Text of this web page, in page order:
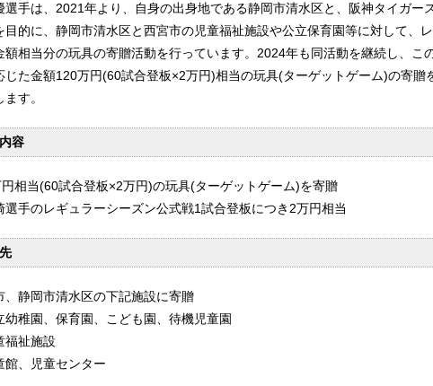
選手は、2021年より、自身の出身地である静岡市清水区と、阪神タイガー
目的に、静岡市清水区と西宮市の児童福祉施設や公立保育園等に対して、
額相当分の玩具の寄贈活動を行っています。2024年も同活動を継続し、こ
じた金額120万円(60試合登板×2万円)相当の玩具(ターゲットゲーム)の寄贈
す。
容
相当(60試合登板×2万円)の玩具(ターゲットゲーム)を寄贈
手のレギュラーシーズン公式戦1試合登板につき2万円相当
、静岡市清水区の下記施設に寄贈
幼稚園、保育園、こども園、待機児童園
福祉施設
館、児童センター